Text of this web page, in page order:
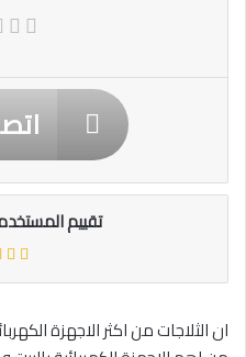
تقييم
ان الثلاجات من اكثر الاجهزة